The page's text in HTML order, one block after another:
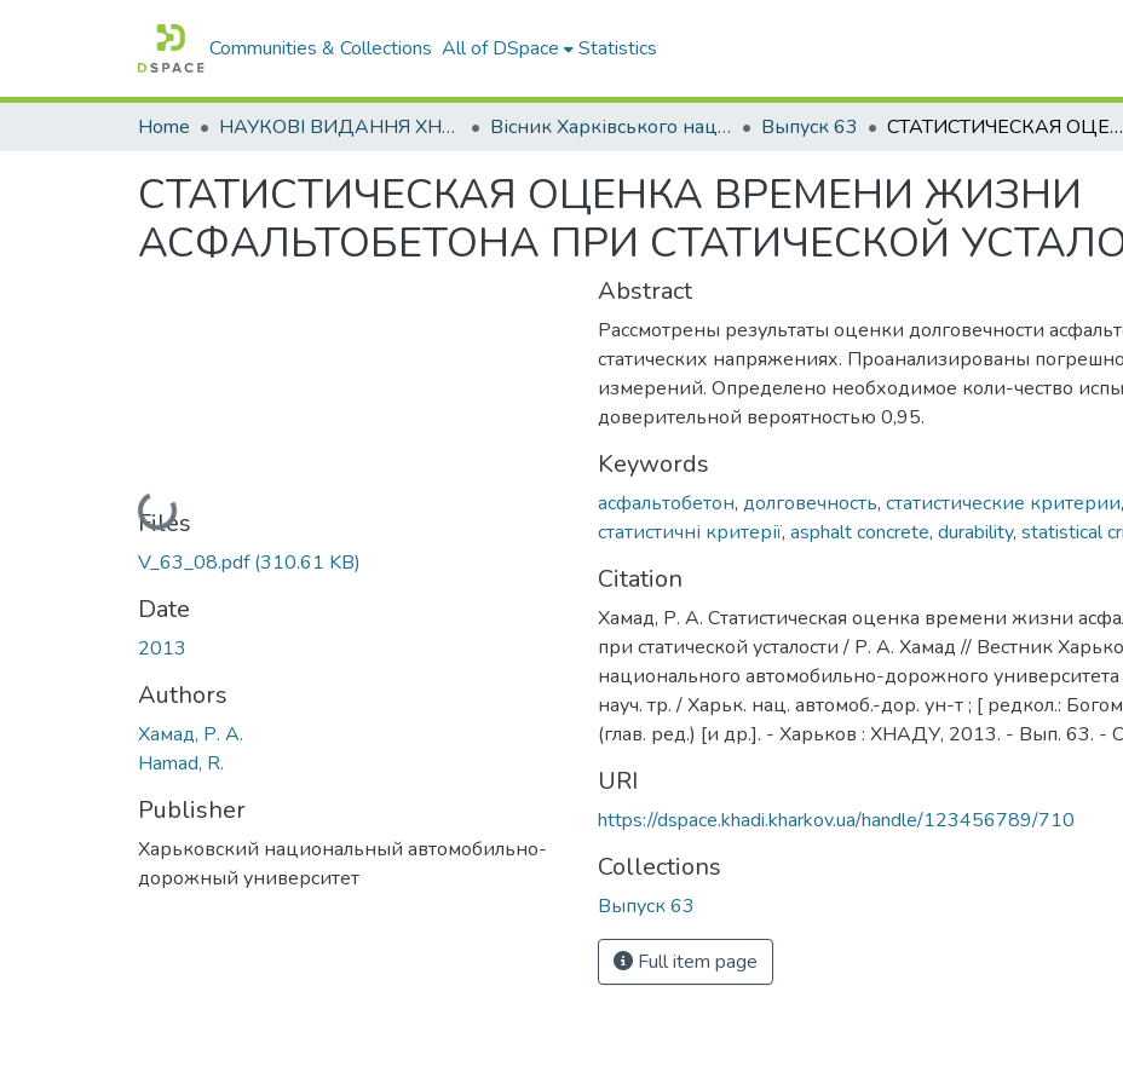
Communities & Collections All of DSpace Statistics
Home НАУКОВІ ВИДАННЯ ХНАДУ Вісник Харківського національного автомобільно-дорожнього університету / Вестник Харьковского национального автомобильно-дорожного университета Выпуск 63 СТАТИСТИЧЕСКАЯ ОЦЕНКА ВРЕМЕНИ ЖИЗНИ АСФАЛЬТОБЕТОНА ПРИ СТАТИЧЕСКОЙ УСТАЛОСТИ
СТАТИСТИЧЕСКАЯ ОЦЕНКА ВРЕМЕНИ ЖИЗНИ
АСФАЛЬТОБЕТОНА ПРИ СТАТИЧЕСКОЙ
Loading...
Files
V_63_08.pdf(310.61 KB)
Date
2013
Authors
Хамад, Р. А.
Hamad, R.
Publisher
Харьковский национальный автомобильно-
дорожный университет
Abstract
Рассмотрены результаты оценки долговечности
статических напряжениях. Проанализированы
измерений. Определено необходимое коли-чество
доверительной вероятностью 0,95.
Keywords
асфальтобетон, долговечность, статистические критерии,
статистичні критерії, asphalt concrete, durability, statistical
Citation
Хамад, Р. А. Статистическая оценка времени жизни
при статической усталости / Р. А. Хамад // Вестник
национального автомобильно-дорожного университета
науч. тр. / Харьк. нац. автомоб.-дор. ун-т ; [ редкол.:
(глав. ред.) [и др.]. - Харьков : ХНАДУ, 2013. - Вып. 63. -
URI
https://dspace.khadi.kharkov.ua/handle/123456789/710
Collections
Выпуск 63
Full item page